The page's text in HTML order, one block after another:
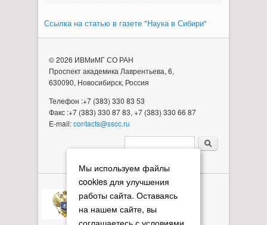
Ссылка на статью в газете "Наука в Сибири"
Мы используем файлы
cookies для улучшения
работы сайта. Оставаясь
на нашем сайте, вы
соглашаетесь с условиями
© 2026 ИВМиМГ СО РАН
Проспект академика Лаврентьева, 6,
630090, Новосибирск, Россия
Телефон :+7 (383) 330 83 53
Факс :+7 (383) 330 87 83, +7 (383) 330 66 87
E-mail:contacts@sscc.ru
Форма поиска